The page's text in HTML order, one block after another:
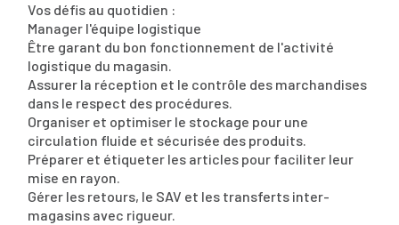
Vos défis au quotidien :
Manager l'équipe logistique
Être garant du bon fonctionnement de l'activité
logistique du magasin.
Assurer la réception et le contrôle des marchandises
dans le respect des procédures.
Organiser et optimiser le stockage pour une
circulation fluide et sécurisée des produits.
Préparer et étiqueter les articles pour faciliter leur
mise en rayon.
Gérer les retours, le SAV et les transferts inter-
magasins avec rigueur.